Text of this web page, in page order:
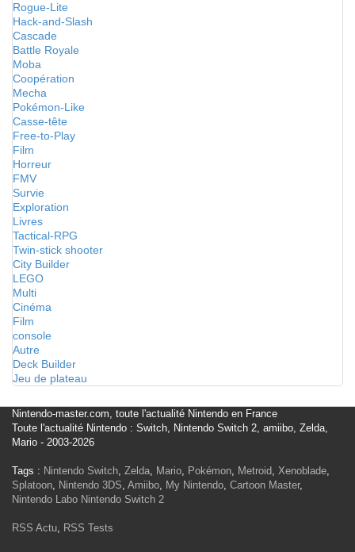
Rogue-Lite
Hack-and-Slash
Cascade
Battle Royale
Moba
Coopération
Mecha
Pokémon-Like
Casse-tête
Free-to-Play
Film
Horreur
FMV
Survie
Exploration
Livres
Tactical-RPG
Twin-stick shooter
City Builder
LEGO
Multi
Cinéma
Film
console
Autre
Deck Builder
Jeu de plateau
Nintendo-master.com, toute l'actualité Nintendo en France
Toute l'actualité Nintendo : Switch, Nintendo Switch 2, amiibo, Zelda,
Mario - 2003-2026
Tags : Nintendo Switch, Zelda, Mario, Pokémon, Metroid, Xenoblade,
Splatoon, Nintendo 3DS, Amiibo, My Nintendo, Cartoon Master,
Nintendo Labo Nintendo Switch 2
RSS Actu, RSS Tests